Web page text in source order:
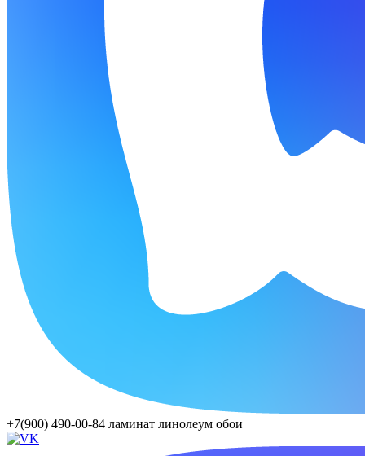
+7(900) 490-00-84 ламинат линолеум обои